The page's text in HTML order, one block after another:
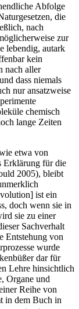
Abfolge
die
nach
zur
lebendig, autark
kein
nach aller
dass niemals
nur ansatzweise
chemisch
lange Zeiten
etwa von
Erklärung für die
2005), bleibt
ist ein
doch wenn sie in
sie zu einer
Sachverhalt
Entstehung von
wurde
dar für
Lehre hinsichtlich
Organe und
Reihe von
in dem Buch in